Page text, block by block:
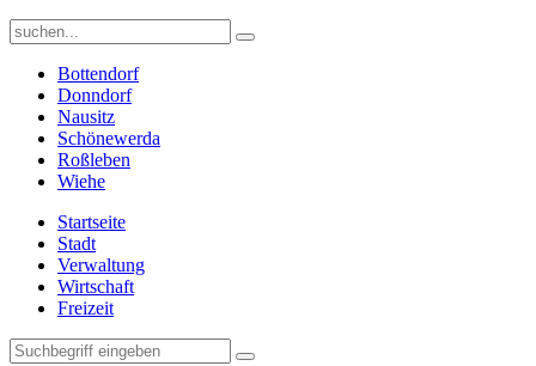
Bottendorf
Donndorf
Nausitz
Schönewerda
Roßleben
Wiehe
Startseite
Stadt
Verwaltung
Wirtschaft
Freizeit